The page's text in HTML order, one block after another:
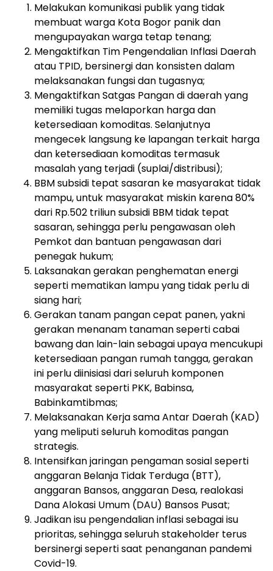
Melakukan komunikasi publik yang tidak
membuat warga Kota Bogor panik dan
mengupayakan warga tetap tenang;
Mengaktifkan Tim Pengendalian Inflasi Daerah
atau TPID, bersinergi dan konsisten dalam
melaksanakan fungsi dan tugasnya;
Mengaktifkan Satgas Pangan di daerah yang
memiliki tugas melaporkan harga dan
ketersediaan komoditas. Selanjutnya
mengecek langsung ke lapangan terkait harga
dan ketersediaan komoditas termasuk
masalah yang terjadi (suplai/distribusi);
BBM subsidi tepat sasaran ke masyarakat tidak
mampu, untuk masyarakat miskin karena 80%
dari Rp.502 triliun subsidi BBM tidak tepat
sasaran, sehingga perlu pengawasan oleh
Pemkot dan bantuan pengawasan dari
penegak hukum;
Laksanakan gerakan penghematan energi
seperti mematikan lampu yang tidak perlu di
siang hari;
Gerakan tanam pangan cepat panen, yakni
gerakan menanam tanaman seperti cabai
bawang dan lain-lain sebagai upaya mencukupi
ketersediaan pangan rumah tangga, gerakan
ini perlu diinisiasi dari seluruh komponen
masyarakat seperti PKK, Babinsa,
Babinkamtibmas;
Melaksanakan Kerja sama Antar Daerah (KAD)
yang meliputi seluruh komoditas pangan
strategis.
Intensifkan jaringan pengaman sosial seperti
anggaran Belanja Tidak Terduga (BTT),
anggaran Bansos, anggaran Desa, realokasi
Dana Alokasi Umum (DAU) Bansos Pusat;
Jadikan isu pengendalian inflasi sebagai isu
prioritas, sehingga seluruh stakeholder terus
bersinergi seperti saat penanganan pandemi
Covid-19.